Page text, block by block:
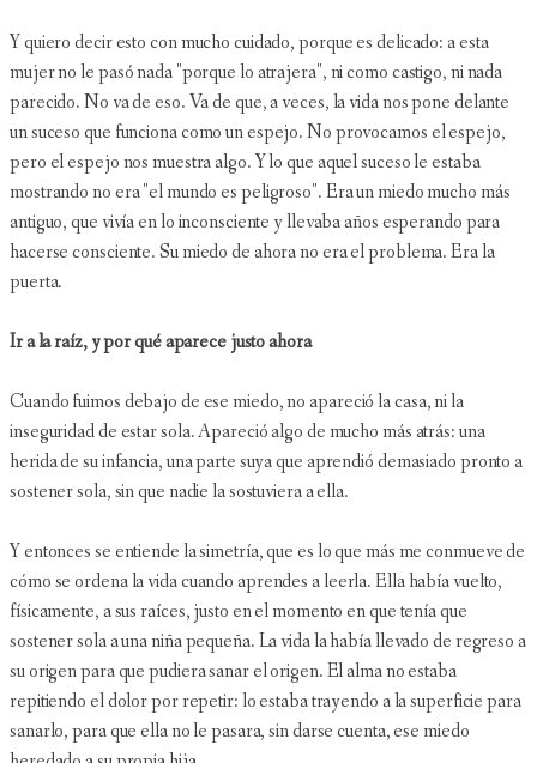
Y quiero decir esto con mucho cuidado, porque es delicado: a esta
mujer no le pasó nada "porque lo atrajera", ni como castigo, ni nada
parecido. No va de eso. Va de que, a veces, la vida nos pone delante
un suceso que funciona como un espejo. No provocamos el espejo,
pero el espejo nos muestra algo. Y lo que aquel suceso le estaba
mostrando no era "el mundo es peligroso". Era un miedo mucho más
antiguo, que vivía en lo inconsciente y llevaba años esperando para
hacerse consciente. Su miedo de ahora no era el problema. Era la
puerta.
Ir a la raíz, y por qué aparece justo ahora
Cuando fuimos debajo de ese miedo, no apareció la casa, ni la
inseguridad de estar sola. Apareció algo de mucho más atrás: una
herida de su infancia, una parte suya que aprendió demasiado pronto a
sostener sola, sin que nadie la sostuviera a ella.
Y entonces se entiende la simetría, que es lo que más me conmueve de
cómo se ordena la vida cuando aprendes a leerla. Ella había vuelto,
físicamente, a sus raíces, justo en el momento en que tenía que
sostener sola a una niña pequeña. La vida la había llevado de regreso a
su origen para que pudiera sanar el origen. El alma no estaba
repitiendo el dolor por repetir: lo estaba trayendo a la superficie para
sanarlo, para que ella no le pasara, sin darse cuenta, ese miedo